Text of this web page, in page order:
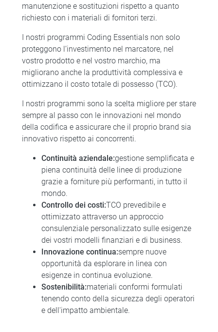
manutenzione e sostituzioni rispetto a quanto
richiesto con i materiali di fornitori terzi.
I nostri programmi Coding Essentials non solo
proteggono l’investimento nel marcatore, nel
vostro prodotto e nel vostro marchio, ma
migliorano anche la produttività complessiva e
ottimizzano il costo totale di possesso (TCO).
I nostri programmi sono la scelta migliore per stare
sempre al passo con le innovazioni nel mondo
della codifica e assicurare che il proprio brand sia
innovativo rispetto ai concorrenti.
Continuità aziendale:gestione semplificata e
piena continuità delle linee di produzione
grazie a forniture più performanti, in tutto il
mondo.
Controllo dei costi:TCO prevedibile e
ottimizzato attraverso un approccio
consulenziale personalizzato sulle esigenze
dei vostri modelli finanziari e di business.
Innovazione continua:sempre nuove
opportunità da esplorare in linea con
esigenze in continua evoluzione.
Sostenibilità:materiali conformi formulati
tenendo conto della sicurezza degli operatori
e dell'impatto ambientale.